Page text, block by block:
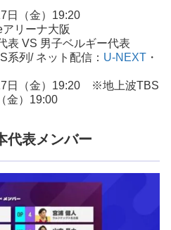
日（金）19:20
リーナ大阪
表 VS 男子ベルギー代表
系列/ ネット配信： U-NEXT ・
日（金）19:20 ※地上波TBS
金）19:00
代表メンバー